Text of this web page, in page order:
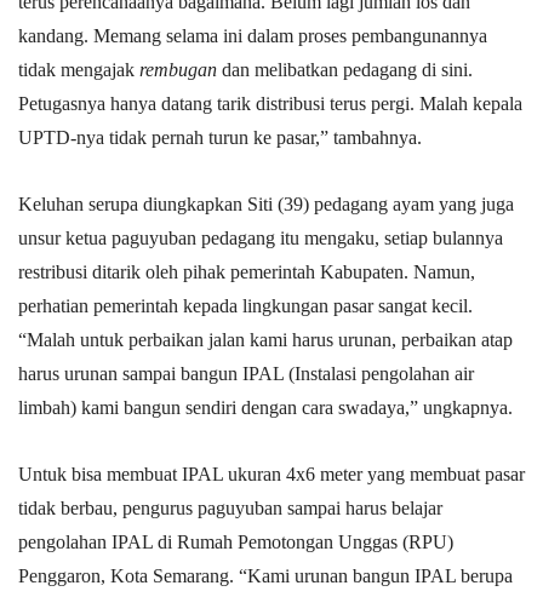
kandang. Memang selama ini dalam proses pembangunannya
tidak mengajak rembugan dan melibatkan pedagang di sini.
Petugasnya hanya datang tarik distribusi terus pergi. Malah kepala
UPTD-nya tidak pernah turun ke pasar,” tambahnya.
Keluhan serupa diungkapkan Siti (39) pedagang ayam yang juga
unsur ketua paguyuban pedagang itu mengaku, setiap bulannya
restribusi ditarik oleh pihak pemerintah Kabupaten. Namun,
perhatian pemerintah kepada lingkungan pasar sangat kecil.
“Malah untuk perbaikan jalan kami harus urunan, perbaikan atap
harus urunan sampai bangun IPAL (Instalasi pengolahan air
limbah) kami bangun sendiri dengan cara swadaya,” ungkapnya.
Untuk bisa membuat IPAL ukuran 4x6 meter yang membuat pasar
tidak berbau, pengurus paguyuban sampai harus belajar
pengolahan IPAL di Rumah Pemotongan Unggas (RPU)
Penggaron, Kota Semarang. “Kami urunan bangun IPAL berupa